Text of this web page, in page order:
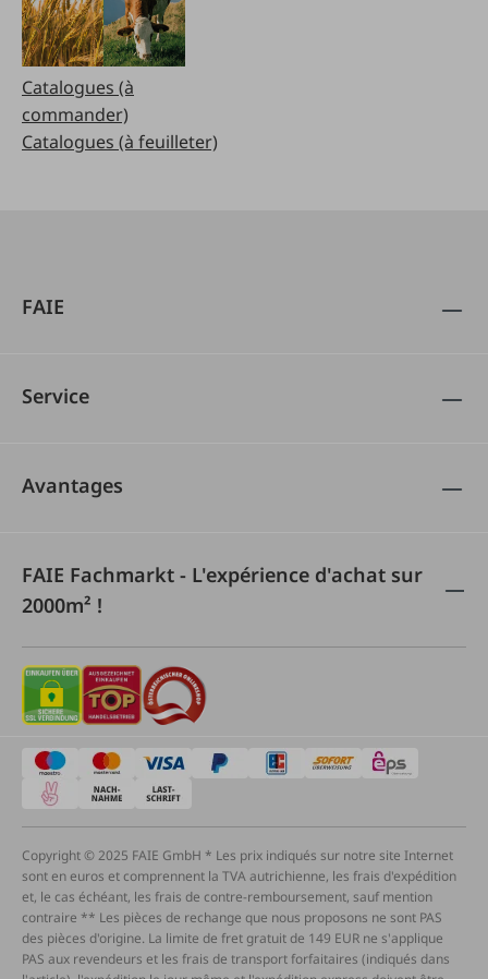
Catalogues (à
commander)
Catalogues (à feuilleter)
FAIE
Service
Avantages
FAIE Fachmarkt - L'expérience d'achat sur
2000m² !
Copyright © 2025 FAIE GmbH * Les prix indiqués sur notre site Internet
sont en euros et comprennent la TVA autrichienne, les frais d'expédition
et, le cas échéant, les frais de contre-remboursement, sauf mention
contraire ** Les pièces de rechange que nous proposons ne sont PAS
des pièces d'origine. La limite de fret gratuit de 149 EUR ne s'applique
PAS aux revendeurs et les frais de transport forfaitaires (indiqués dans